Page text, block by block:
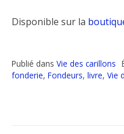
Disponible sur la
Publié dans Vie des carillons
fonderie, Fondeurs, livre, Vie